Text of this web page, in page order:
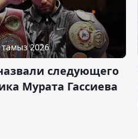
2026
следующего
Мурата Гассиева